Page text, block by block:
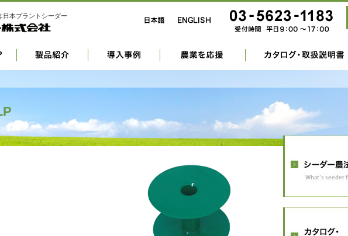
日本プラントシーダー